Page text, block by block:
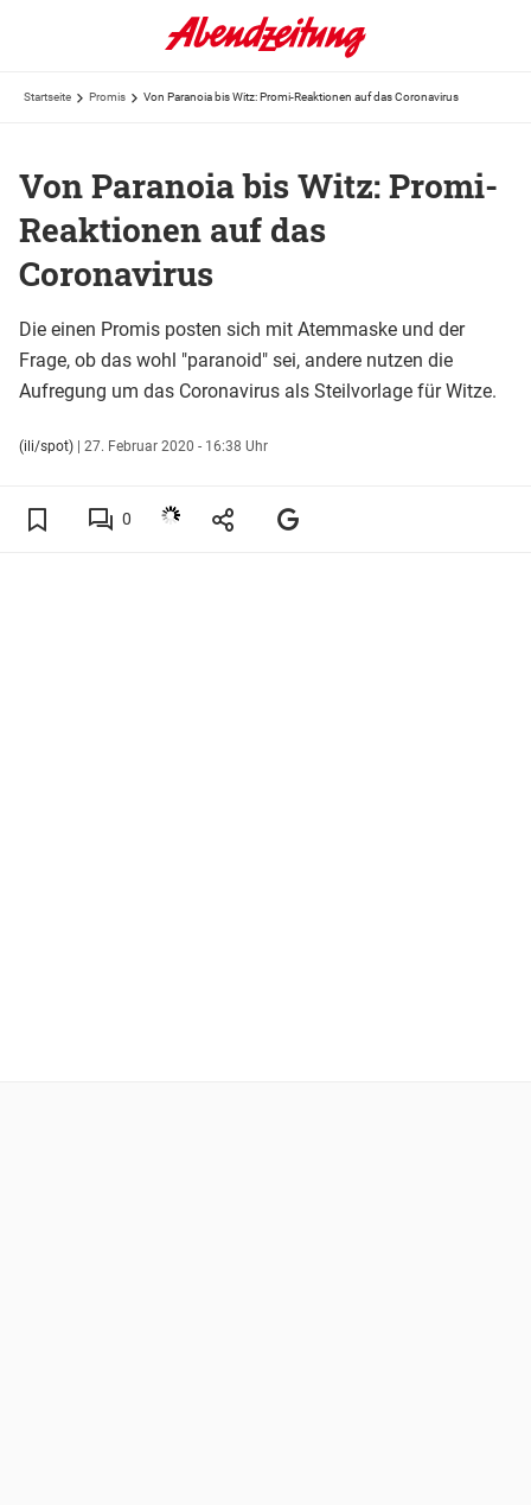
Startseite Promis Von Paranoia bis Witz: Promi-Reaktionen auf das Coronavirus
Von Paranoia bis Witz: Promi-
Reaktionen auf das
Coronavirus
Die einen Promis posten sich mit Atemmaske und der
Frage, ob das wohl "paranoid" sei, andere nutzen die
Aufregung um das Coronavirus als Steilvorlage für Witze.
(ili/spot) | 27. Februar 2020 - 16:38 Uhr
0